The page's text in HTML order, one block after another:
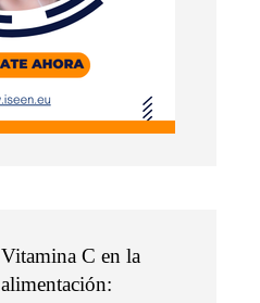
Vitamina C en la
alimentación: